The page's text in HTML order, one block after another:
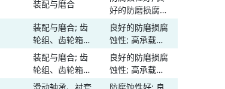
固件
塑料和橡胶兼容
性; 高温性能;
温度范围宽
装配与磨合
好的防磨损腐蚀
性; 温度范围宽
装配与磨合; 齿
轮组、齿轮箱、
泵; 机加 主轴;
滑动轴承、衬套
和套筒; 滑轨和
良好的防磨损腐
蚀性; 高承载能
力; 高温性能;
抗磨损性高; 低
速性能; 温度范
装配与磨合; 齿
轮组、齿轮箱、
泵; 机加 主轴;
良好的防磨损腐
蚀性; 高承载能
力; 高温性能;